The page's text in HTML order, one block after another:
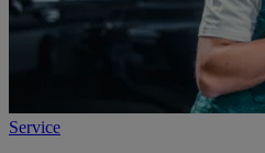
Service